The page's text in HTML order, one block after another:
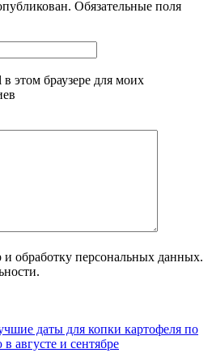
Обязательные поля
этом браузере для моих
и обработку персональных данных.
даты для копки картофеля по
августе и сентябре